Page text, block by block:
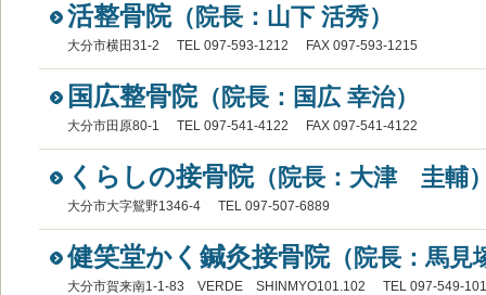
活整骨院（院長：山下 活秀）
大分市横田31-2 TEL 097-593-1212 FAX 097-593-1215
国広整骨院（院長：国広 幸治）
大分市田原80-1 TEL 097-541-4122 FAX 097-541-4122
くらしの接骨院（院長：大津 圭輔
大分市大字鴛野1346-4 TEL 097-507-6889
健笑堂かく鍼灸接骨院（院長：馬
大分市賀来南1-1-83 VERDE SHINMYO101.102 TEL 097-549-